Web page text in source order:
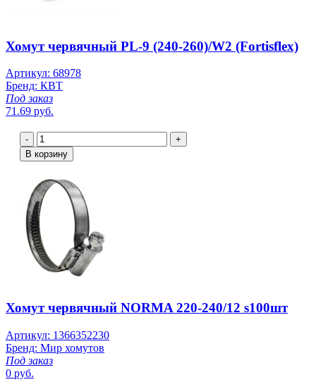
Хомут червячный PL-9 (240-260)/W2 (Fortisflex)
Артикул: 68978
Бренд: КВТ
Под заказ
71.69 руб.
-
+
В корзину
Хомут червячный NORMA 220-240/12 s100шт
Артикул: 1366352230
Бренд: Мир хомутов
Под заказ
0 руб.